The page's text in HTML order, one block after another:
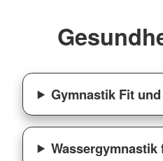
Gymnastik Fit
Wassergymnastik